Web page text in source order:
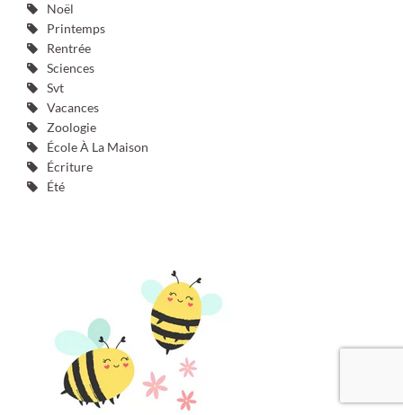
Noël
Printemps
Rentrée
Sciences
Svt
Vacances
Zoologie
École À La Maison
Écriture
Été